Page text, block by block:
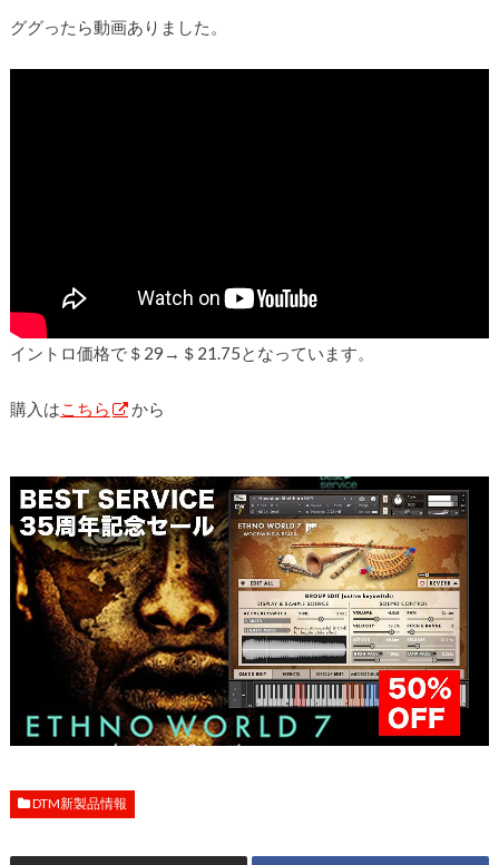
ググったら動画ありました。
イントロ価格で＄29→＄21.75となっています。
購入はこちら から
DTM新製品情報